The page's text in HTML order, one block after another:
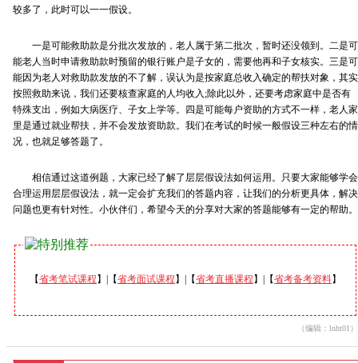
较多了，此时可以一一假设。
一是可能救助款是分批次发放的，老人属于第二批次，暂时还没领到。二是可
能老人当时申请救助款时预留的银行账户是子女的，需要他再和子女核实。三是可
能因为老人对救助款发放的不了解，误认为是按家庭总收入确定的帮扶对象，其实
按照救助来说，我们还要核查家庭的人均收入;除此以外，还要考虑家庭中是否有
特殊支出，例如大病医疗、子女上学等。四是可能每户资助的方式不一样，老人家
里是通过就业帮扶，并不会发放资助款。我们在考试的时候一般假设三种左右的情
况，也就足够答题了。
相信通过这道例题，大家已经了解了层层假设法如何运用。只要大家能够学会
合理运用层层假设法，就一定会扩充我们的答题内容，让我们的分析更具体，解决
问题也更有针对性。小伙伴们，希望今天的分享对大家的答题能够有一定的帮助。
【省考笔试课程 】|【省考面试课程 】|【省考直播课程 】|【省考备考资料】
（编辑：lnht01）